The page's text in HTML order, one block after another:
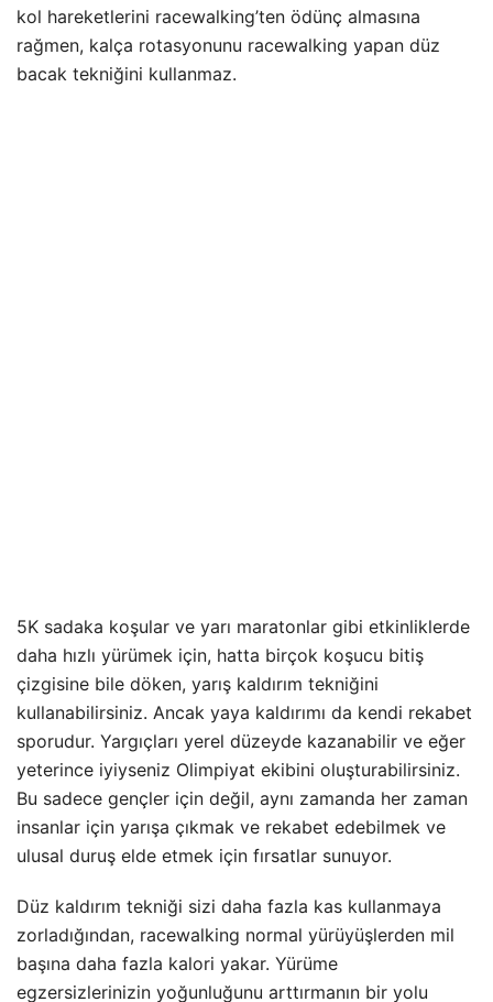
kol hareketlerini racewalking’ten ödünç almasına
rağmen, kalça rotasyonunu racewalking yapan düz
bacak tekniğini kullanmaz.
5K sadaka koşular ve yarı maratonlar gibi etkinliklerde
daha hızlı yürümek için, hatta birçok koşucu bitiş
çizgisine bile döken, yarış kaldırım tekniğini
kullanabilirsiniz. Ancak yaya kaldırımı da kendi rekabet
sporudur. Yargıçları yerel düzeyde kazanabilir ve eğer
yeterince iyiyseniz Olimpiyat ekibini oluşturabilirsiniz.
Bu sadece gençler için değil, aynı zamanda her zaman
insanlar için yarışa çıkmak ve rekabet edebilmek ve
ulusal duruş elde etmek için fırsatlar sunuyor.
Düz kaldırım tekniği sizi daha fazla kas kullanmaya
zorladığından, racewalking normal yürüyüşlerden mil
başına daha fazla kalori yakar. Yürüme
egzersizlerinizin yoğunluğunu arttırmanın bir yolu